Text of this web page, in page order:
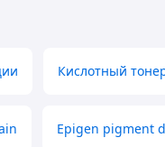
Кислотный
Epigen pigment